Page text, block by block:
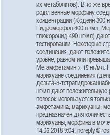
их метаболитов). В то же
родственные морфину
концентрации (Кодеин 300
Гидроморфон 400 нг/мл,
глюкоронид 490 нг/мл)
тестировании. Некоторые
соединения, дают
уровне, равном или
Метамфетамин > 15 нг/мл.
марихуане соединения
дельта-8-
нг/мл дают положительную
полосок используется
амфетамина, марихуаны,
предназначен для
марихуаны, морфина в
14.05.2018 9:04,